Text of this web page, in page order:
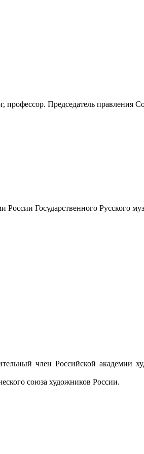
профессор. Председатель
Государственного Русского
член Российской
союза художников России.